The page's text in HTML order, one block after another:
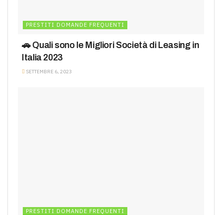
PRESTITI DOMANDE FREQUENTI
🚗 Quali sono le Migliori Società di Leasing in
Italia 2023
SETTEMBRE 6, 2023
PRESTITI DOMANDE FREQUENTI